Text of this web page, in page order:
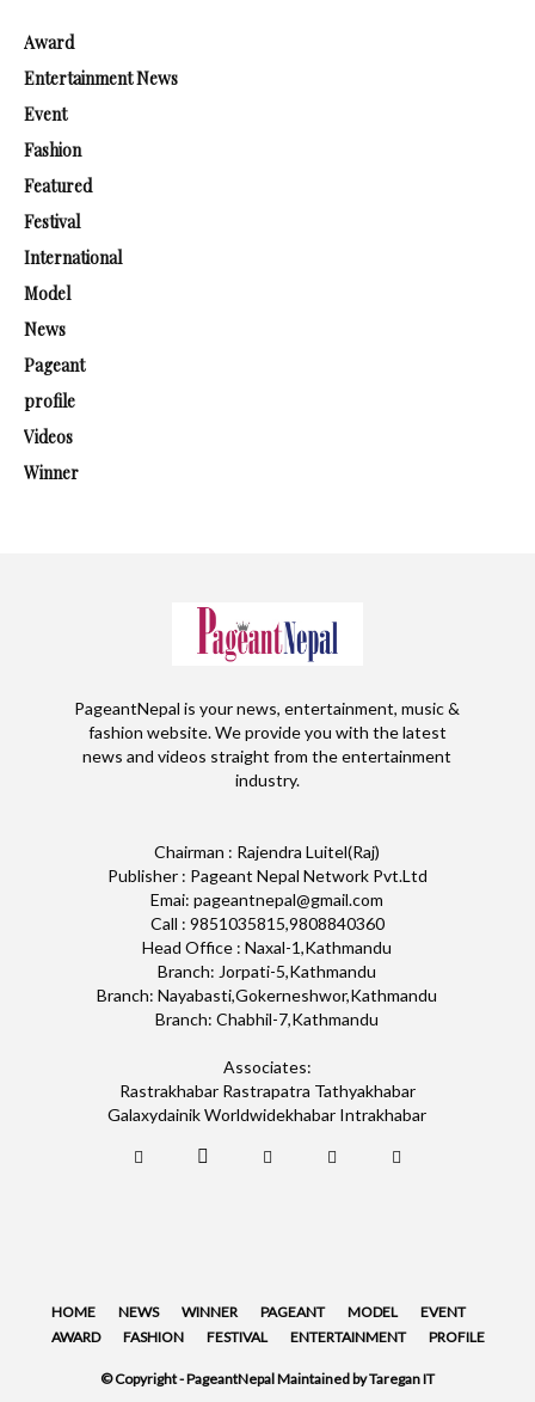
Award
Entertainment News
Event
Fashion
Featured
Festival
International
Model
News
Pageant
profile
Videos
Winner
PageantNepal is your news, entertainment, music &
fashion website. We provide you with the latest
news and videos straight from the entertainment
industry.
Chairman : Rajendra Luitel(Raj)
Publisher : Pageant Nepal Network Pvt.Ltd
Emai: pageantnepal@gmail.com
Call : 9851035815,9808840360
Head Office : Naxal-1,Kathmandu
Branch: Jorpati-5,Kathmandu
Branch: Nayabasti,Gokerneshwor,Kathmandu
Branch: Chabhil-7,Kathmandu
Associates:
Rastrakhabar Rastrapatra Tathyakhabar
Galaxydainik Worldwidekhabar Intrakhabar
HOME NEWS WINNER PAGEANT MODEL
EVENT
AWARD
FASHION FESTIVAL ENTERTAINMENT PROFILE
© Copyright - PageantNepal Maintained by Taregan IT